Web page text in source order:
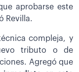
aprobarse este
Revilla.
compleja, y
tributo o de
Agregó que